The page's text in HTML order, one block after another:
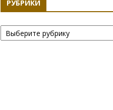
РУБРИКИ
Рубрики